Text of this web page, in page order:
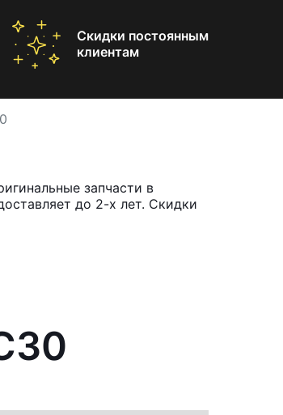
Скидки постоянным
клиентам
запчасти в
до 2-х лет. Скидки